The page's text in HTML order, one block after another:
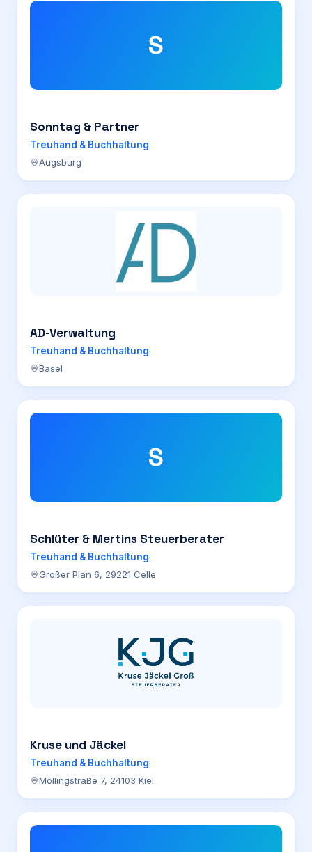
S
Sonntag & Partner
Treuhand & Buchhaltung
Augsburg
AD-Verwaltung
Treuhand & Buchhaltung
Basel
S
Schlüter & Mertins Steuerberater
Treuhand & Buchhaltung
Großer Plan 6, 29221 Celle
Kruse und Jäckel
Treuhand & Buchhaltung
Möllingstraße 7, 24103 Kiel